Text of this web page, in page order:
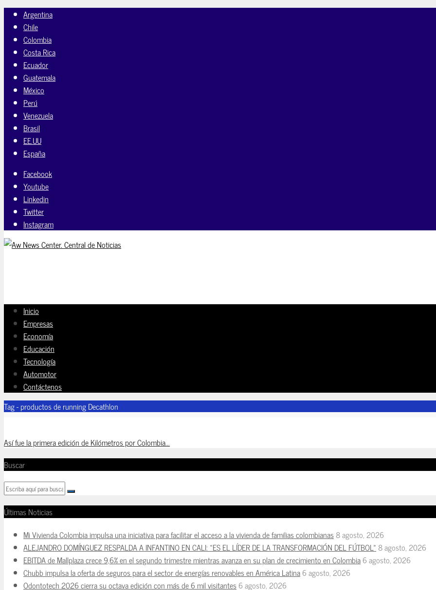
Argentina
Chile
Colombia
Costa Rica
Ecuador
Guatemala
México
Perú
Venezuela
Brasil
EE.UU
España
Facebook
Youtube
Linkedin
Twitter
Instagram
Inicio
Empresas
Economía
Educación
Tecnología
Automotor
Contáctenos
Tag - productos de running Decathlon
Así fue la primera edición de Kilómetros por Colombia...
Buscar
Últimas Noticias
Mi Vivienda Colombia impulsa una iniciativa para facilitar el acceso a la vivienda de familias colombianas8 agosto, 2026
ALEJANDRO DOMÍNGUEZ RESPALDA A INFANTINO EN CALI: «ES EL LÍDER DE LA TRANSFORMACIÓN DEL FÚTBOL» 8 agosto, 2026
EBITDA de Mallplaza crece 9,6% en el segundo trimestre mientras avanza en su plan de crecimiento en Colombia6 agosto, 2026
Chubb impulsa la oferta de seguros para el sector de energías renovables en América Latina6 agosto, 2026
Odontotech 2026 cierra su octava edición con más de 6 mil visitantes6 agosto, 2026